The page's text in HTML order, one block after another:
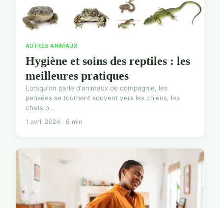
AUTRES ANIMAUX
Hygiène et soins des reptiles : les
meilleures pratiques
Lorsqu'on parle d'animaux de compagnie, les
pensées se tournent souvent vers les chiens, les
chats o...
1 avril 2024 · 6 min